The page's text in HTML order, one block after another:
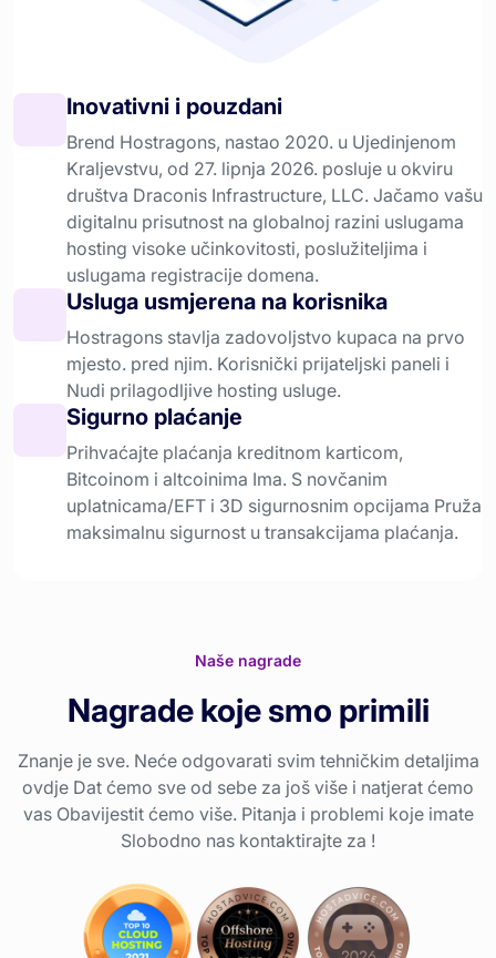
Inovativni i pouzdani
Brend Hostragons, nastao 2020. u Ujedinjenom
Kraljevstvu, od 27. lipnja 2026. posluje u okviru
društva Draconis Infrastructure, LLC. Jačamo vašu
digitalnu prisutnost na globalnoj razini uslugama
hosting visoke učinkovitosti, poslužiteljima i
uslugama registracije domena.
Usluga usmjerena na korisnika
Hostragons stavlja zadovoljstvo kupaca na prvo
mjesto. pred njim. Korisnički prijateljski paneli i
Nudi prilagodljive hosting usluge.
Sigurno plaćanje
Prihvaćajte plaćanja kreditnom karticom,
Bitcoinom i altcoinima Ima. S novčanim
uplatnicama/EFT i 3D sigurnosnim opcijama Pruža
maksimalnu sigurnost u transakcijama plaćanja.
Naše nagrade
Nagrade koje smo primili
Znanje je sve. Neće odgovarati svim tehničkim detaljima
ovdje Dat ćemo sve od sebe za još više i natjerat ćemo
vas Obavijestit ćemo više. Pitanja i problemi koje imate
Slobodno nas kontaktirajte za !